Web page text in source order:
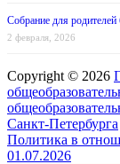
Собрание для
2 февраля, 2026
Copyright © 2026
Санкт-Петербурга
Политика в
01.07.2026